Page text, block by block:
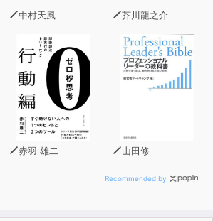
す」というお客様の悲痛の言葉。その
、日本語に訳して意味を理解しようと
を気にしないで、ただひたすら聞き流
ました。今までの英語をいったん忘れ
ただきたい。実は私自身も同じ過ちを
英語の本を全部暗記しましたが、英語
中村天風 芥川龍之介
赤羽 雄二 山田修
Recommended by